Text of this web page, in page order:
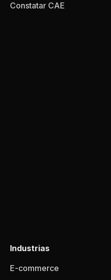
Constatar CAE
Industrias
E-commerce